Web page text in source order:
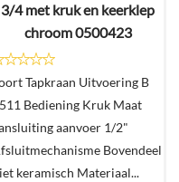
€14,75
In
winkelmand
3/4 met kruk en keerklep
chroom 0500423
Tapkraan Uitvoering B
Bediening Kruk Maat
aanvoer 1/2"
Bovendeel
keramisch Materiaal...